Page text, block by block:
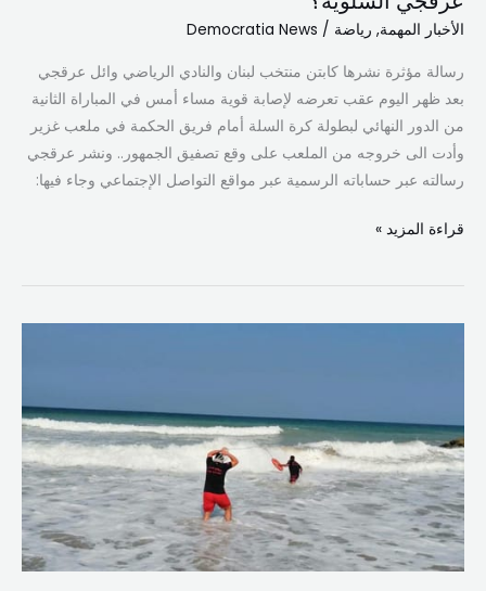
الأخبار المهمة, رياضة /
Democratia News
رسالة مؤثرة نشرها كابتن منتخب لبنان والنادي الرياضي وائل عرقجي
بعد ظهر اليوم عقب تعرضه لإصابة قوية مساء أمس في المباراة الثانية
من الدور النهائي لبطولة كرة السلة أمام فريق الحكمة في ملعب غزير
وأدت الى خروجه من الملعب على وقع تصفيق الجمهور.. ونشر عرقجي
رسالته عبر حساباته الرسمية عبر مواقع التواصل الإجتماعي وجاء فيها:
قراءة المزيد »
على
امتداد
الشاطئ
اللبناني